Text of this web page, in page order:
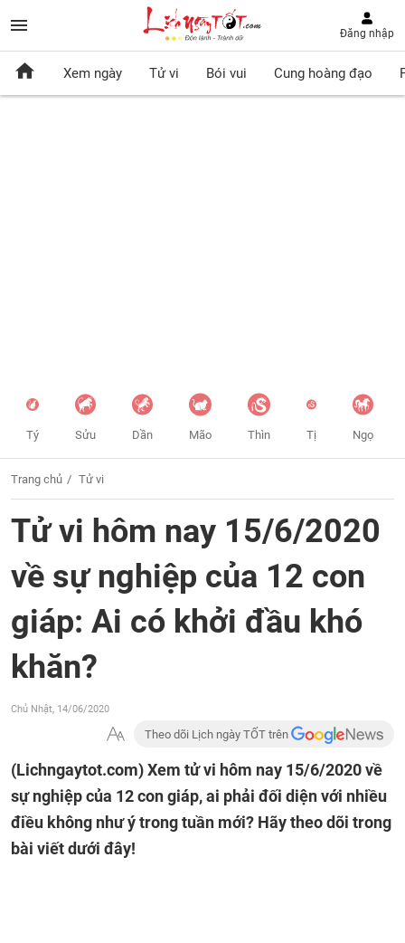
Đăng nhập
Xem ngày Tử vi Bói vui Cung hoàng đạo
Tý Sửu Dần Mão Thìn Tị Ngọ
Trang chủ Tử vi
Tử vi hôm nay 15/6/2020
về sự nghiệp của 12 con
giáp: Ai có khởi đầu khó
khăn?
Chủ Nhật, 14/06/2020
Theo dõi Lịch ngày TỐT trên
(Lichngaytot.com)Xem tử vi hôm nay 15/6/2020 về
sự nghiệp của 12 con giáp, ai phải đối diện với nhiều
điều không như ý trong tuần mới? Hãy theo dõi trong
bài viết dưới đây!